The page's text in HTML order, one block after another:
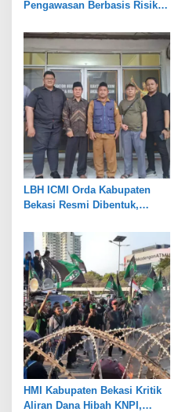
Pengawasan Berbasis Risiko,
Kelola
LBH ICMI Orda Kabupaten
Bekasi Resmi Dibentuk,
Pendampingan Hukum
HMI Kabupaten Bekasi Kritik
Aliran Dana Hibah KNPI,